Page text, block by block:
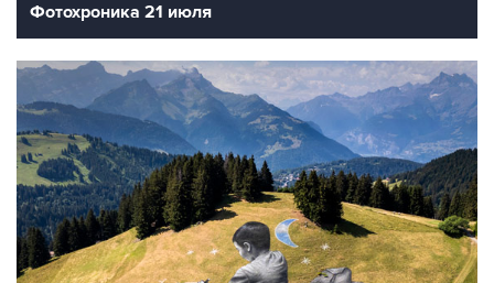
Фотохроника 21 июля